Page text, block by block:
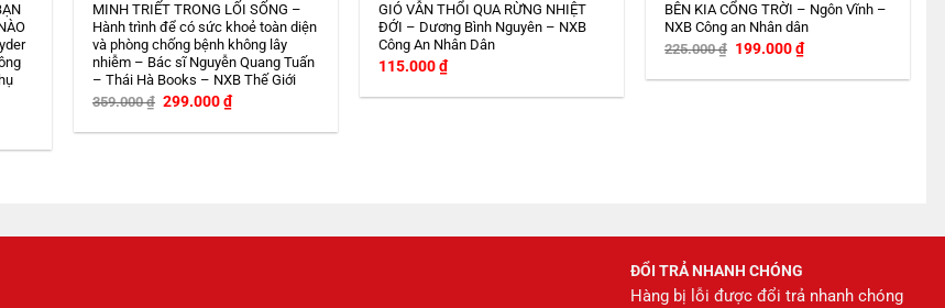
MINH TRIẾT TRONG LỐI SỐNG –
Hành trình để có sức khoẻ toàn diện
và phòng chống bệnh không lây
nhiễm – Bác sĩ Nguyễn Quang Tuấn
– Thái Hà Books – NXB Thế Giới
359.000₫ Giá
là:
299.000₫Giá
hiện
tại
GIÓ VẪN THỔI QUA RỪNG NHIỆT
ĐỚI – Dương Bình Nguyên – NXB
Công An Nhân Dân
115.000₫
BÊN KIA CỔNG TRỜI – Ngôn Vĩnh –
NXB Công an Nhân dân
225.000₫ Giá
là:
199.000₫Giá
hiện
tại
ĐỔI TRẢ NHANH CHÓNG
Hàng bị lỗi được đổi trả nhanh chóng